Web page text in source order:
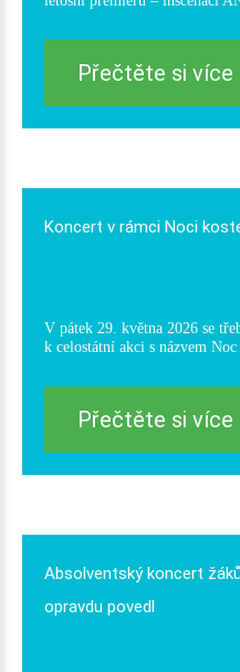
Přečtěte si více
Koncert v rámci Noci
V pátek 29. května 2026 se
k celostátní akci s názvem Noc
Přečtěte si více
Absolventský koncert žáků
opravdu povedl